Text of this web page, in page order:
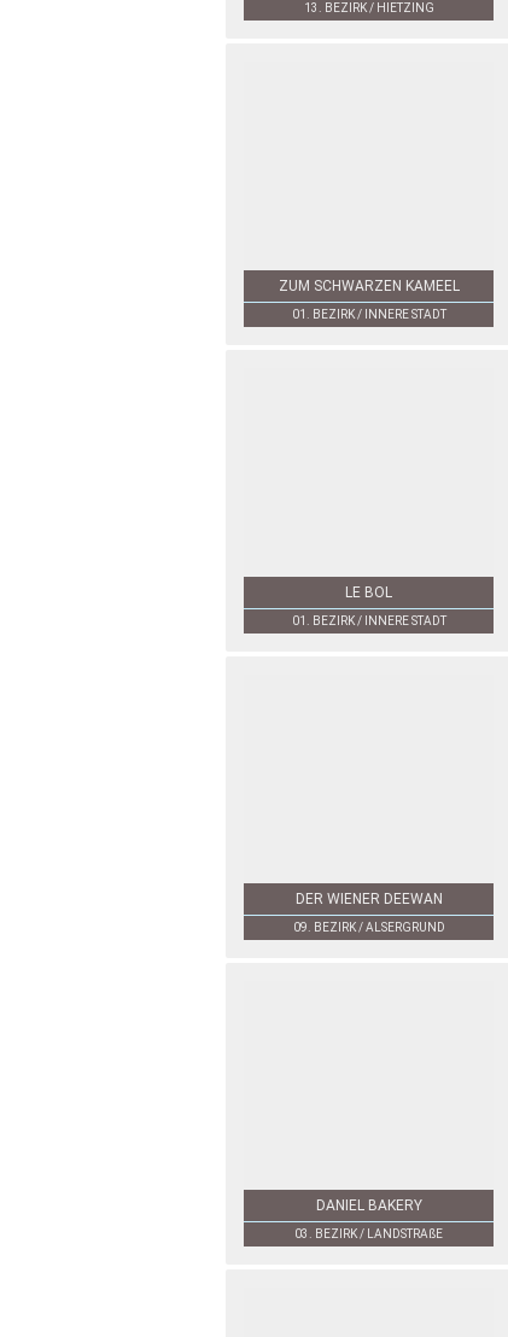
13. BEZIRK / HIETZING
ZUM SCHWARZEN KAMEEL
01. BEZIRK / INNERE STADT
LE BOL
01. BEZIRK / INNERE STADT
DER WIENER DEEWAN
09. BEZIRK / ALSERGRUND
DANIEL BAKERY
03. BEZIRK / LANDSTRAßE